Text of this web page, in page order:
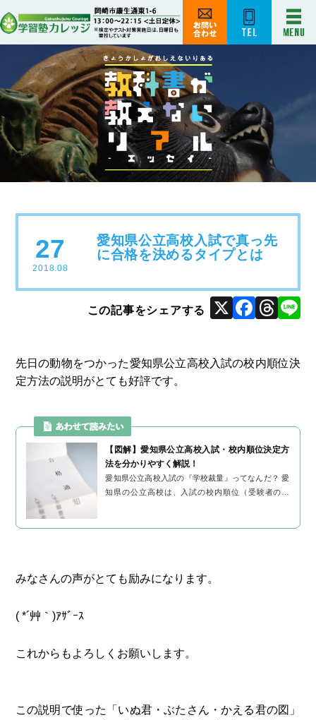
27
2018.08
愛知県公立高校入試で真っ先
に合格を決めるタイプとは
X
先日の動物をつかった愛知県公立高校入試の校内順位決
定方法の説明がとても好評です。
【図解】愛知県公立高校入試・校内順位決定方
法を分かりやすく解説！
愛知県公立高校入試の『学校裁量』ってなんだ？ 愛
知県の公立高校は、入試の校内順位（受験者の順
みなさんの声がとても励みになります。
( *´艸｀)ｱｻﾞｰｽ
これからもよろしくお願いします。
この説明で使った「いぬ君・ぶたさん・かえる君の図」